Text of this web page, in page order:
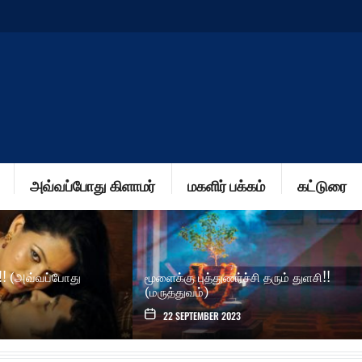
அவ்வப்போது கிளாமர் மகளிர் பக்கம் கட்டுரை
ஹார்ட் அட்டாக்…!!
குழந்தைகளின் சர்வரோக நிவாரணி! (மகளிர்
பக்கம்)
22 SEPTEMBER 2023